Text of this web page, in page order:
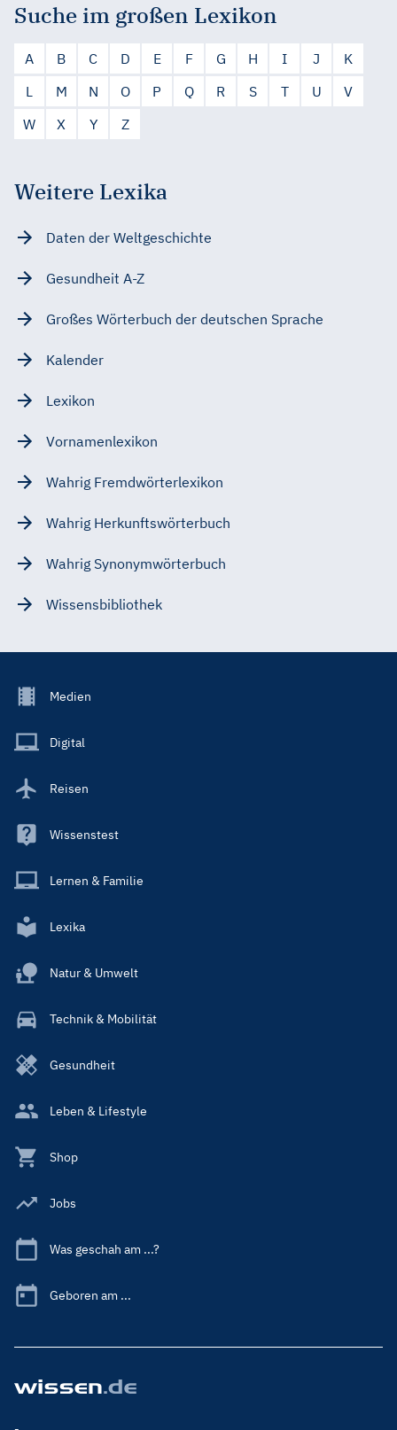
Suche im großen Lexikon
A B C D E F G H I J
K
L
M N O P Q R S T U
V
W
X Y Z
Weitere Lexika
Daten der Weltgeschichte
Gesundheit A-Z
Großes Wörterbuch der deutschen Sprache
Kalender
Lexikon
Vornamenlexikon
Wahrig Fremdwörterlexikon
Wahrig Herkunftswörterbuch
Wahrig Synonymwörterbuch
Wissensbibliothek
Footer
Main
Medien
Digital
Reisen
Wissenstest
Lernen & Familie
Lexika
Natur & Umwelt
Technik & Mobilität
Gesundheit
Leben & Lifestyle
Shop
Jobs
Was geschah am ...?
Geboren am ...